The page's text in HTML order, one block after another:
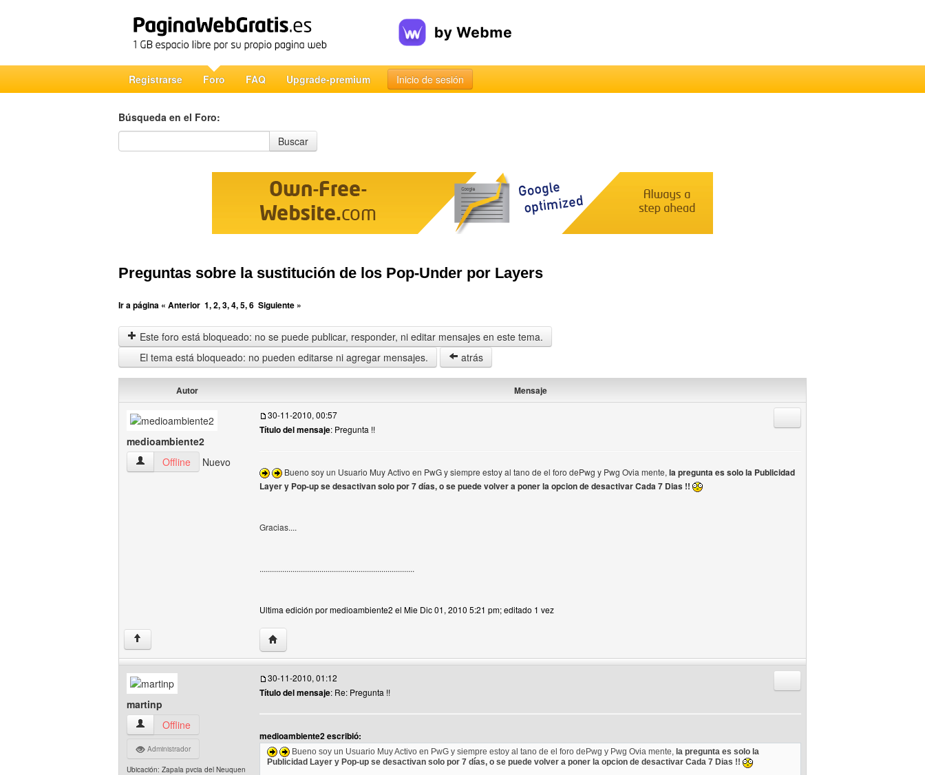
Registrarse Foro FAQ Upgrade-premium Inicio de sesión
Búsqueda en el Foro:
Búsqueda en el Foro
Buscar
Preguntas sobre la sustitución de los Pop-Under por Layers
Ir a página « Anterior 1,2,3,4,5,6 Siguiente »
Este foro está bloqueado: no se puede publicar, responder, ni editar mensajes en este tema.
El tema está bloqueado: no pueden editarse ni agregar mensajes.
atrás
Autor Mensaje
medioambiente2
medioambiente2 Ver perfil del usuario
Offline Nuevo
30-11-2010, 00:57
Título del mensaje: Pregunta !!
Bueno soy un Usuario Muy Activo en PwG y siempre estoy al tano de el foro dePwg y Pwg Ovia mente, la pregunta es solo la Publicidad
Layer y Pop-up se desactivan solo por 7 días, o se puede volver a poner la opcion de desactivar Cada 7 Dias !!
Gracias....
...........................................................................
Ultima edición por medioambiente2 el Mie Dic 01, 2010 5:21 pm; editado 1 vez
↑ Visitar sitio web del autor: medioambiente2
martinp
martinp Ver perfil del usuario
Offline
Administrador
Ubicación: Zapala pvcia del Neuquen
30-11-2010, 01:12
Título del mensaje: Re: Pregunta !!
medioambiente2 escribió:
Bueno soy un Usuario Muy Activo en PwG y siempre estoy al tano de el foro dePwg y Pwg Ovia mente, la pregunta es solo la
Publicidad Layer y Pop-up se desactivan solo por 7 días, o se puede volver a poner la opcion de desactivar Cada 7 Dias !!